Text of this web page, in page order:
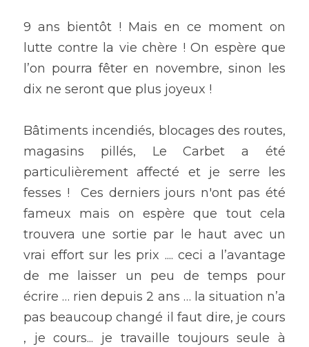
9 ans bientôt ! Mais en ce moment on
lutte contre la vie chère ! On espère que
l’on pourra fêter en novembre, sinon les
dix ne seront que plus joyeux !
Bâtiments incendiés, blocages des routes,
magasins pillés, Le Carbet a été
particulièrement affecté et je serre les
fesses !  Ces derniers jours n'ont pas été
fameux mais on espère que tout cela
trouvera une sortie par le haut avec un
vrai effort sur les prix .... ceci a l’avantage
de me laisser un peu de temps pour
écrire … rien depuis 2 ans … la situation n’a
pas beaucoup changé il faut dire, je cours
, je cours... je travaille toujours seule à